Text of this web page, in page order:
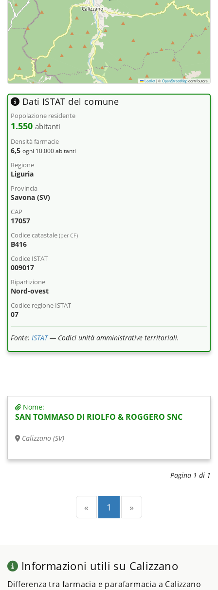
Leaflet|©OpenStreetMapcontributors
Dati ISTAT del comune
Popolazione residente
1.550 abitanti
Densità farmacie
6,5 ogni 10.000 abitanti
Regione
Liguria
Provincia
Savona (SV)
CAP
17057
Codice catastale (per CF)
B416
Codice ISTAT
009017
Ripartizione
Nord-ovest
Codice regione ISTAT
07
Fonte: ISTAT— Codici unità amministrative territoriali.
Nome:
SAN TOMMASO DI RIOLFO & ROGGERO SNC
Calizzano (SV)
Pagina 1 di 1
« Precedente
1 (current)
»
Informazioni utili su Calizzano
Differenza tra farmacia e parafarmacia a Calizzano